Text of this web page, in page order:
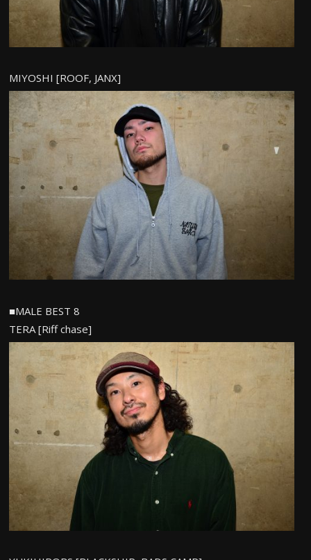
MIYOSHI [ROOF, JANX]
■MALE BEST 8
TERA [Riff chase]